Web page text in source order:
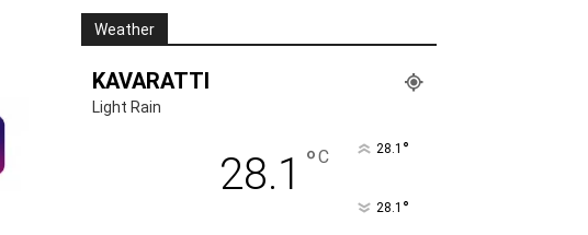
Weather
KAVARATTI
Light Rain
28.1 °C 28.1 °
28.1 °